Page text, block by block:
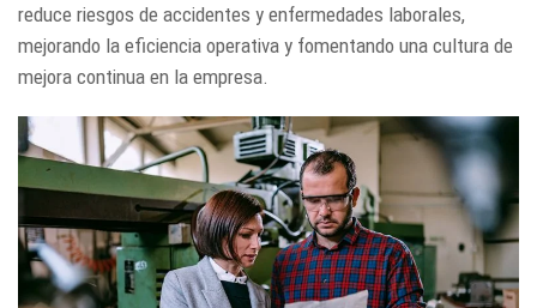
reduce riesgos de accidentes y enfermedades laborales,
mejorando la eficiencia operativa y fomentando una cultura de
mejora continua en la empresa.